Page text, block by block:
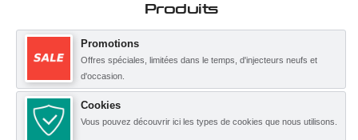
Produits
Promotions
Offres spéciales, limitées dans le temps, d'injecteurs neufs et
d'occasion.
Cookies
Vous pouvez découvrir ici les types de cookies que nous utilisons.